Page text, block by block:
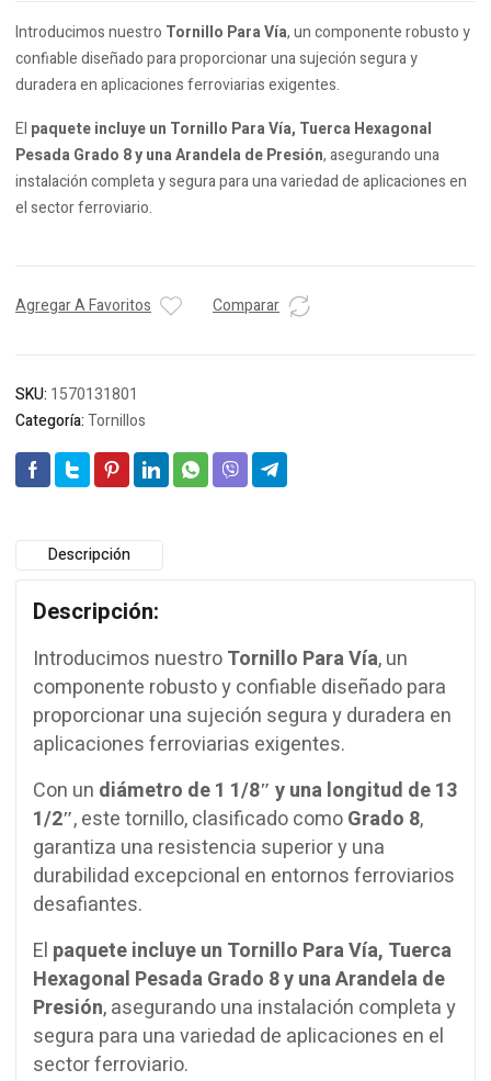
Introducimos nuestro Tornillo Para Vía, un componente robusto y
confiable diseñado para proporcionar una sujeción segura y
duradera en aplicaciones ferroviarias exigentes.
El paquete incluye un Tornillo Para Vía, Tuerca Hexagonal
Pesada Grado 8 y una Arandela de Presión, asegurando una
instalación completa y segura para una variedad de aplicaciones en
el sector ferroviario.
Agregar A Favoritos Comparar
SKU: 1570131801
Categoría:Tornillos
Descripción
Descripción:
Introducimos nuestroTornillo Para Vía, un
componente robusto y confiable diseñado para
proporcionar una sujeción segura y duradera en
aplicaciones ferroviarias exigentes.
Con un diámetro de 1 1/8″ y una longitud de 13
1/2″, este tornillo, clasificado comoGrado 8,
garantiza una resistencia superior y una
durabilidad excepcional en entornos ferroviarios
desafiantes.
El paquete incluye un Tornillo Para Vía, Tuerca
Hexagonal Pesada Grado 8 y una Arandela de
Presión, asegurando una instalación completa y
segura para una variedad de aplicaciones en el
sector ferroviario.